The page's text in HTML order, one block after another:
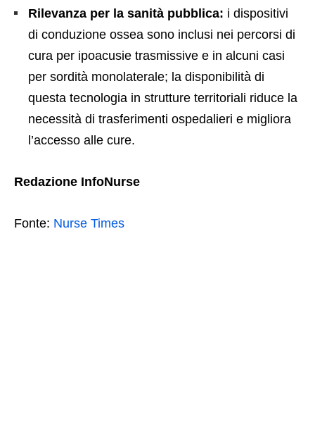
Rilevanza per la sanità pubblica: i dispositivi
di conduzione ossea sono inclusi nei percorsi di
cura per ipoacusie trasmissive e in alcuni casi
per sordità monolaterale; la disponibilità di
questa tecnologia in strutture territoriali riduce la
necessità di trasferimenti ospedalieri e migliora
l’accesso alle cure.
Redazione InfoNurse
Fonte: Nurse Times